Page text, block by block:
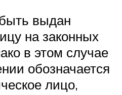
выдан
на законных
в этом случае
обозначается
лицо,